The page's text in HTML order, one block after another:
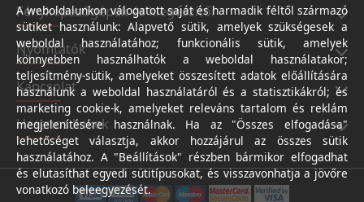
Fényképezőgépek és kiegészítői
Nyomtatók
Kapcsolat
Hasznos linkek
A weboldalunkon válogatott saját és harmadik féltől származó
sütiket használunk: Alapvető sütik, amelyek szükségesek a
weboldal használatához; funkcionális sütik, amelyek
könnyebben használhatók a weboldal használatakor;
teljesítmény-sütik, amelyeket összesített adatok előállítására
használunk a weboldal használatáról és a statisztikákról; és
marketing cookie-k, amelyeket releváns tartalom és reklám
megjelenítésére használnak. Ha az "Összes elfogadása"
lehetőséget választja, akkor hozzájárul az összes sütik
használatához. A "Beállítások" részben bármikor elfogadhat
és elutasíthat egyedi sütitípusokat, és visszavonhatja a jövőre
vonatkozó beleegyezését.